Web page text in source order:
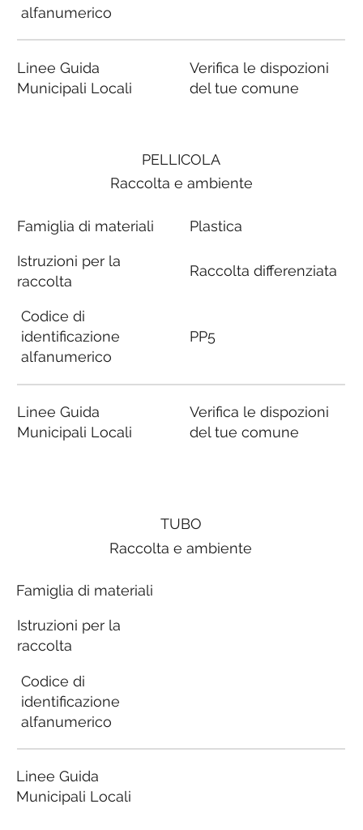
PELLICOLA
Raccolta e ambiente
Famiglia di materiali
Istruzioni per la
raccolta
Codice di
identificazione
alfanumerico
Linee Guida
Municipali Locali
Plastica
Raccolta differenziata
PP5
Verifica le dispozioni
del tue comune
alfanumerico
Linee Guida
Municipali Locali
Verifica le dispozioni
del tue comune
TUBO
Raccolta e ambiente
Famiglia di materiali
Istruzioni per la
raccolta
Codice di
identificazione
alfanumerico
Linee Guida
Municipali Locali